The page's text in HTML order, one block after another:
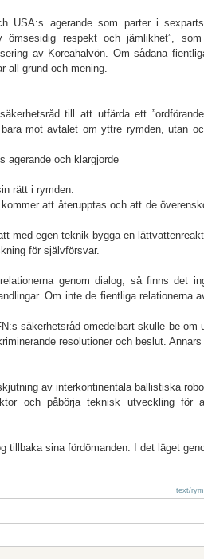
USA:s agerande som parter i
respekt och jämlikhet”,
av Koreahalvön. Om sådana
all grund och mening.
till att utfärda ett
mot avtalet om yttre rymden, utan
agerande och klargjorde
rätt i rymden.
att återupptas och att de
med egen teknik bygga en
för självförsvar.
genom dialog, så finns det
Om inte de fientliga relationerna
säkerhetsråd omedelbart skulle be
resolutioner och beslut.
av interkontinentala ballistiska
och påbörja teknisk utveckling för
tillbaka sina fördömanden. I det läget
text/